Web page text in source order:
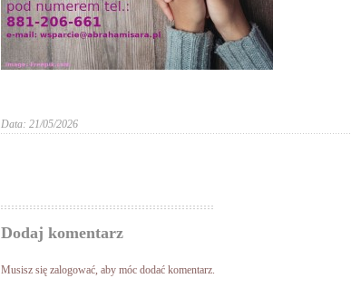
Data: 21/05/2026
Dodaj komentarz
Musisz się zalogować, aby móc dodać komentarz.